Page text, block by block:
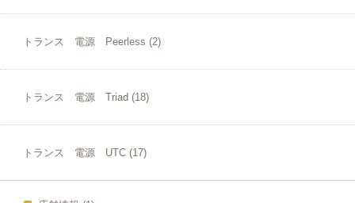
トランス 電源 Peerless (2)
トランス 電源 Triad (18)
トランス 電源 UTC (17)